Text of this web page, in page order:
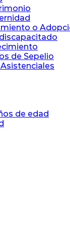
o
de Sepelio
de edad